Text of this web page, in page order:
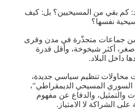
كم بقي من المسيحيين؟ بل: كيف
نفسها؟
من جماعات متجذّرة في مدن وقرى
أصغر، أكثر شيخوخة، وأقل قدرة
داخل البلاد.
محاولات تنظيم سياسي جديدة،
المسيحي الديمقراطي"،
والتمثيل، والدفاع عن مفهوم
على الشراكة لا الامتياز.